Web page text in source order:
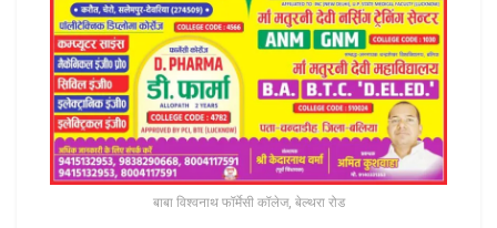
बाबा विश्वनाथ फॉर्मेसी कॉलेज, बेल्थरा रोड